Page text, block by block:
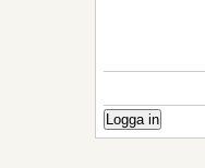
Logga in